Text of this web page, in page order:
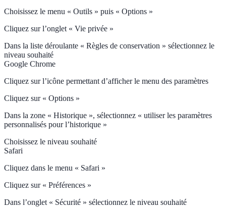
Choisissez le menu « Outils » puis « Options »
Cliquez sur l’onglet « Vie privée »
Dans la liste déroulante « Règles de conservation » sélectionnez le
niveau souhaité
Google Chrome
Cliquez sur l’icône permettant d’afficher le menu des paramètres
Cliquez sur « Options »
Dans la zone « Historique », sélectionnez « utiliser les paramètres
personnalisés pour l’historique »
Choisissez le niveau souhaité
Safari
Cliquez dans le menu « Safari »
Cliquez sur « Préférences »
Dans l’onglet « Sécurité » sélectionnez le niveau souhaité